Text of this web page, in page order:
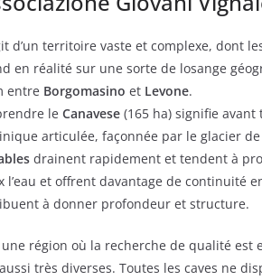
d’un territoire vaste et complexe, dont
en réalité sur une sorte de losange
entre Borgomasino et Levone.
le Canavese (165 ha) signifie
articulée, façonnée par le glacier
drainent rapidement et tendent à
l’eau et offrent davantage de continuité
à donner profondeur et structure.
une région où la recherche de qualité
très diverses. Toutes les caves ne